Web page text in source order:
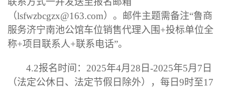
（lsfwzbcgzx@163.com）。 邮件主题需备注“鲁商
服务济宁南池公馆车位销售代理入围+投标单位全
称+项目联系人+联系电话”。
4.2报名时间： 2025年4月 28 日-2025年5月 7 日
（法定公休日、法定节假日除外），每日9时至17